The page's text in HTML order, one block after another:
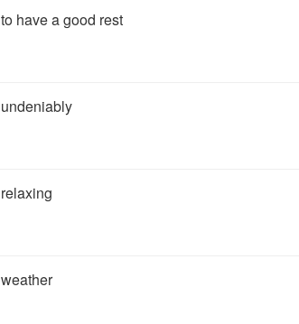
to have a good rest
undeniably
relaxing
weather